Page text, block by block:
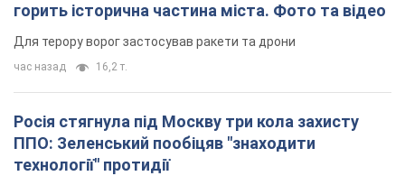
горить історична частина міста. Фото та відео
Для терору ворог застосував ракети та дрони
час назад 16,2 т.
Росія стягнула під Москву три кола захисту
ППО: Зеленський пообіцяв "знаходити
технології" протидії